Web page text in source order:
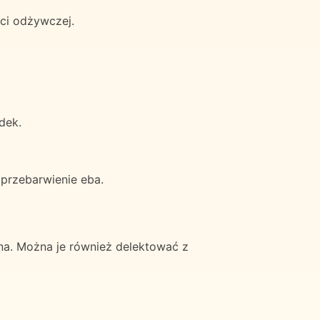
odżywczej.
eba.
Można je również delektować z